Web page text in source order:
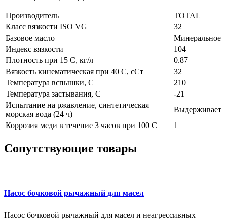
Производитель
TOTAL
Класс вязкости ISO VG
32
Базовое масло
Минеральное
Индекс вязкости
104
Плотность при 15 С, кг/л
0.87
Вязкость кинематическая при 40 С, сСт
32
Температура вспышки, С
210
Температура застывания, С
-21
Испытание на ржавление, синтетическая
морская вода (24 ч)
Выдерживает
Коррозия меди в течение 3 часов при 100 С
1
Сопутствующие товары
Насос бочковой рычажный для масел
Насос бочковой рычажный для масел и неагрессивных